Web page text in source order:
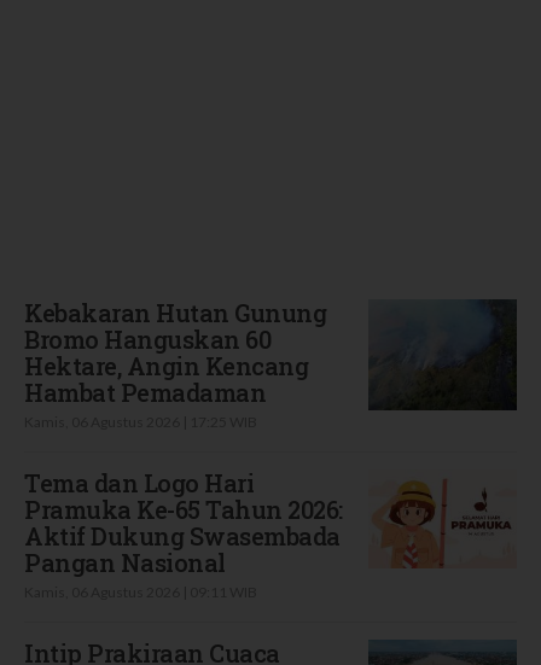
Kebakaran Hutan Gunung
Bromo Hanguskan 60
Hektare, Angin Kencang
Hambat Pemadaman
Tema dan Logo Hari
Pramuka Ke-65 Tahun 2026:
Aktif Dukung Swasembada
Pangan Nasional
Intip Prakiraan Cuaca